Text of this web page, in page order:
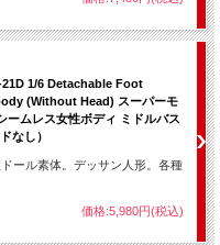
21D 1/6 Detachable Foot
(Without Head) スーパーモ
ームレス女性ボディ ミドルバス
なし）
ール素体。デッサン人形。各種
価格:5,980円(税込)